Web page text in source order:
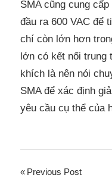
SMA cũng cung
đầu ra 600 VAC để
chí còn lớn hơn
lớn có kết nối trung
khích là nên nói
SMA để xác định
yêu cầu cụ thể của
Previous Post